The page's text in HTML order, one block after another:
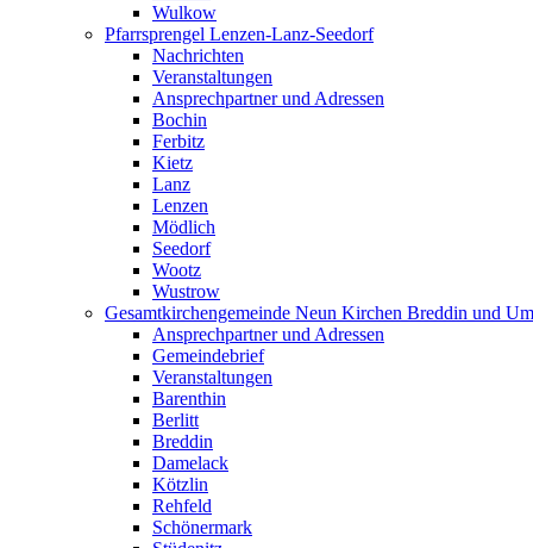
Wulkow
Pfarrsprengel Lenzen-Lanz-Seedorf
Nachrichten
Veranstaltungen
Ansprechpartner und Adressen
Bochin
Ferbitz
Kietz
Lanz
Lenzen
Mödlich
Seedorf
Wootz
Wustrow
Gesamtkirchengemeinde Neun Kirchen Breddin und
Ansprechpartner und Adressen
Gemeindebrief
Veranstaltungen
Barenthin
Berlitt
Breddin
Damelack
Kötzlin
Rehfeld
Schönermark